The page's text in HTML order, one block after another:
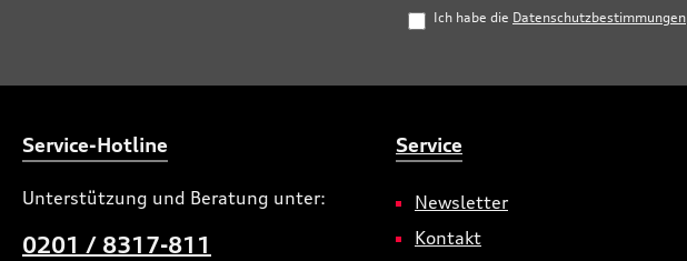
Ich habe die Datenschutzbestimmungen
Service-Hotline
Unterstützung und Beratung unter:
0201 / 8317-811
Service
Newsletter
Kontakt